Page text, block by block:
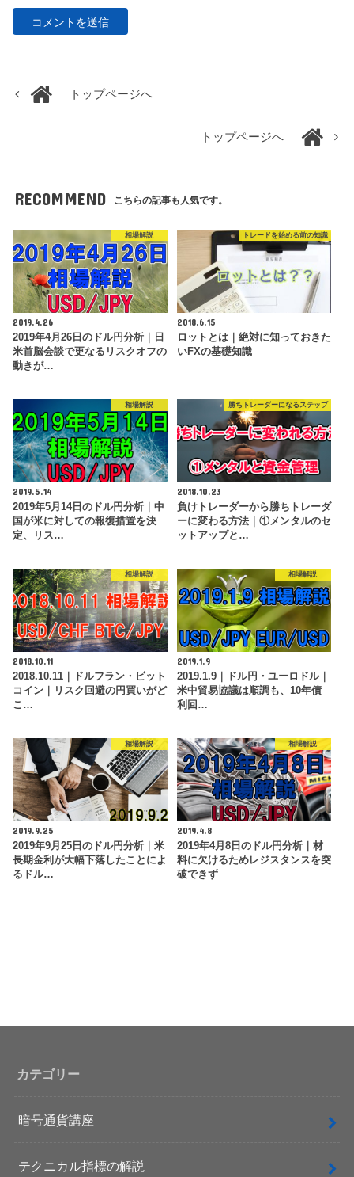
トップページへ
トップページへ
RECOMMEND こちらの記事も人気です。
相場解説
2019.4.26
2019年4月26日のドル円分析｜日
米首脳会談で更なるリスクオフの
動きが…
トレードを始める前の知識
2018.6.15
ロットとは｜絶対に知っておきた
いFXの基礎知識
相場解説
2019.5.14
2019年5月14日のドル円分析｜中
国が米に対しての報復措置を決
定、リス…
勝ちトレーダーになるステップ
2018.10.23
負けトレーダーから勝ちトレーダ
ーに変わる方法｜①メンタルのセ
ットアップと…
相場解説
2018.10.11
2018.10.11｜ドルフラン・ビット
コイン｜リスク回避の円買いがど
こ…
相場解説
2019.1.9
2019.1.9｜ドル円・ユーロドル｜
米中貿易協議は順調も、10年債
利回…
相場解説
2019.9.25
2019年9月25日のドル円分析｜米
長期金利が大幅下落したことによ
るドル…
相場解説
2019.4.8
2019年4月8日のドル円分析｜材
料に欠けるためレジスタンスを突
破できず
カテゴリー
暗号通貨講座
テクニカル指標の解説